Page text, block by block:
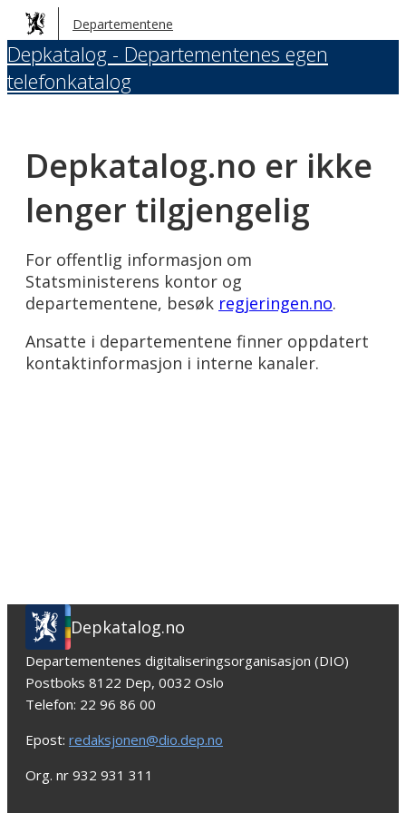
Hopp
til
hovedinnhold
Departementene
Depkatalog - Departementenes egen
telefonkatalog
Depkatalog.no er ikke
lenger tilgjengelig
For offentlig informasjon om
Statsministerens kontor og
departementene, besøk regjeringen.no.
Ansatte i departementene finner oppdatert
kontaktinformasjon i interne kanaler.
Depkatalog.no
Departementenes digitaliseringsorganisasjon (DIO)
Postboks 8122 Dep, 0032 Oslo
Telefon: 22 96 86 00
Epost: redaksjonen@dio.dep.no
Org. nr 932 931 311